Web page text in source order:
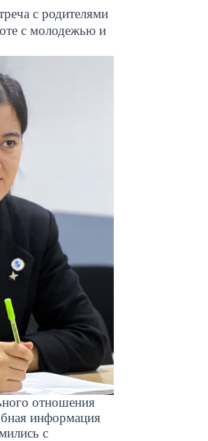
с родителями
с молодежью и
отношения
информация
с